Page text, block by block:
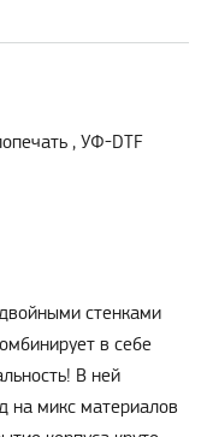
стенками
в себе
В ней
на микс материалов